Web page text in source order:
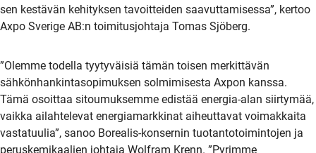
sen kestävän kehityksen tavoitteiden saavuttamisessa”, kertoo
Axpo Sverige AB:n toimitusjohtaja Tomas Sjöberg.
”Olemme todella tyytyväisiä tämän toisen merkittävän
sähkönhankintasopimuksen solmimisesta Axpon kanssa.
Tämä osoittaa sitoumuksemme edistää energia-alan siirtymää,
vaikka ailahtelevat energiamarkkinat aiheuttavat voimakkaita
vastatuulia”, sanoo Borealis-konsernin tuotantotoimintojen ja
peruskemikaalien johtaja Wolfram Krenn. ”Pyrimme